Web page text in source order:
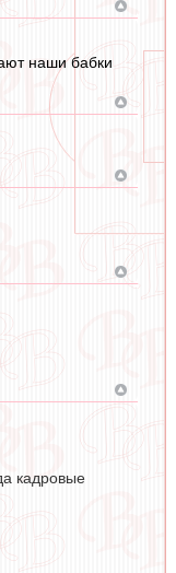
наши бабки
кадровые